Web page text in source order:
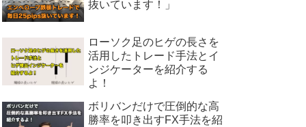
抜いています！」
ローソク足のヒゲの長さを
活用したトレード手法とイ
ンジケーターを紹介する
よ！
ボリバンだけで圧倒的な高
勝率を叩き出すFX手法を紹